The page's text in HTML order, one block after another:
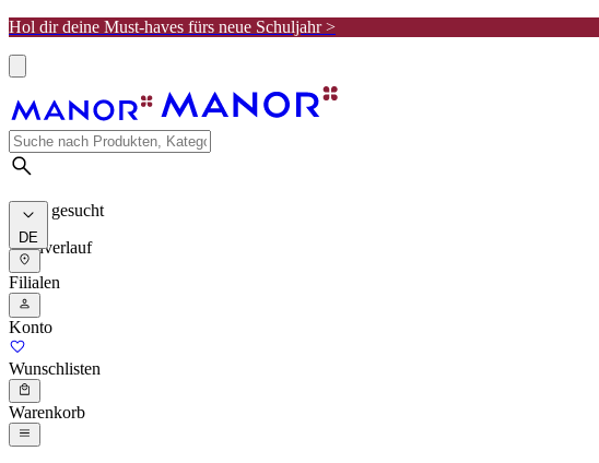
Hol dir deine Must-haves fürs neue Schuljahr >
Meist gesucht
Suchverlauf
DE
Filialen
Konto
Wunschlisten
Warenkorb